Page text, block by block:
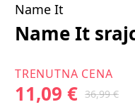
Name It
Name It
TRENUTNA CENA
11,09 € 36,99 €